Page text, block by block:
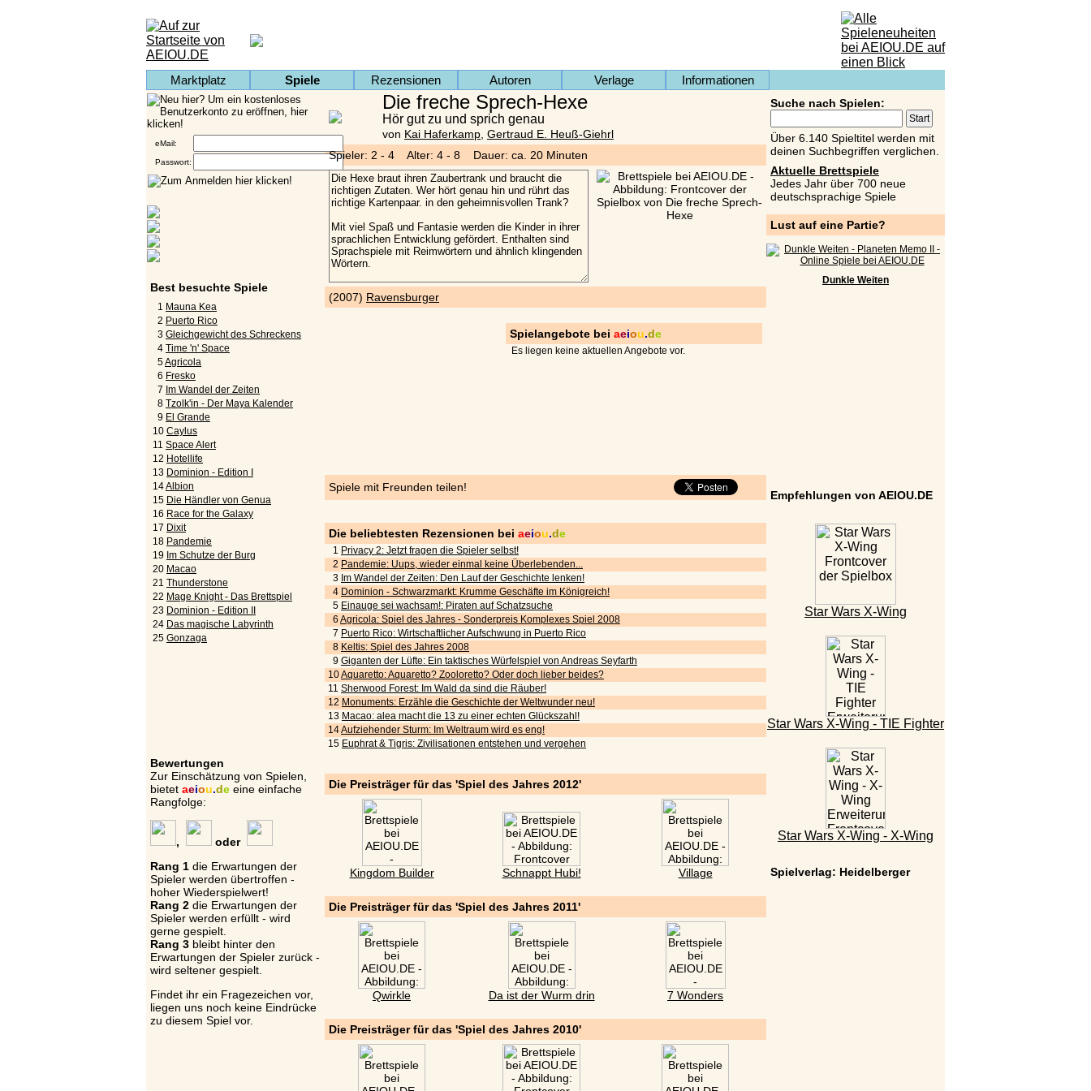
Marktplatz Spiele Rezensionen Autoren Verlage Informationen
eMail:
Passwort:
Best besuchte Spiele
1 Mauna Kea
2 Puerto Rico
3 Gleichgewicht des Schreckens
4 Time 'n' Space
5Agricola
6 Fresko
7 Im Wandel der Zeiten
8 Tzolk'in - Der Maya Kalender
9 El Grande
10 Caylus
11 Space Alert
12 Hotellife
13 Dominion - Edition I
14Albion
15 Die Händler von Genua
16 Race for the Galaxy
17 Dixit
18 Pandemie
19 Im Schutze der Burg
20 Macao
21 Thunderstone
22 Mage Knight - Das Brettspiel
23 Dominion - Edition II
24 Das magische Labyrinth
25 Gonzaga
Bewertungen
Zur Einschätzung von Spielen,
bietet aeiou.de eine einfache
Rangfolge:
,
oder
Rang 1 die Erwartungen der
Spieler werden übertroffen -
hoher Wiederspielwert!
Rang 2 die Erwartungen der
Spieler werden erfüllt - wird
gerne gespielt.
Rang 3 bleibt hinter den
Erwartungen der Spieler zurück -
wird seltener gespielt.
Findet ihr ein Fragezeichen vor,
liegen uns noch keine Eindrücke
zu diesem Spiel vor.
Suche nach Spielen:
Über 6.140 Spieltitel werden mit
deinen Suchbegriffen verglichen.
Aktuelle Brettspiele
Jedes Jahr über 700 neue
deutschsprachige Spiele
Lust auf eine Partie?
Dunkle Weiten
Empfehlungen von AEIOU.DE
Star Wars X-Wing
Star Wars X-Wing - TIE Fighter
Star Wars X-Wing - X-Wing
Spielverlag: Heidelberger
Die freche Sprech-Hexe
Hör gut zu und sprich genau
von Kai Haferkamp, Gertraud E. Heuß-Giehrl
Spieler: 2 - 4 Alter: 4 - 8 Dauer: ca. 20 Minuten
(2007) Ravensburger
Spielangebote bei aeiou.de
Es liegen keine aktuellen Angebote vor.
Spiele mit Freunden teilen!
Die beliebtesten Rezensionen bei aeiou.de
1 Privacy 2: Jetzt fragen die Spieler selbst!
2 Pandemie: Uups, wieder einmal keine Überlebenden...
3 Im Wandel der Zeiten: Den Lauf der Geschichte lenken!
4 Dominion - Schwarzmarkt: Krumme Geschäfte im Königreich!
5 Einauge sei wachsam!: Piraten auf Schatzsuche
6 Agricola: Spiel des Jahres - Sonderpreis Komplexes Spiel 2008
7 Puerto Rico: Wirtschaftlicher Aufschwung in Puerto Rico
8 Keltis: Spiel des Jahres 2008
9 Giganten der Lüfte: Ein taktisches Würfelspiel von Andreas Seyfarth
10Aquaretto: Aquaretto? Zooloretto? Oder doch lieber beides?
11 Sherwood Forest: Im Wald da sind die Räuber!
12 Monuments: Erzähle die Geschichte der Weltwunder neu!
13 Macao: alea macht die 13 zu einer echten Glückszahl!
14Aufziehender Sturm: Im Weltraum wird es eng!
15 Euphrat & Tigris: Zivilisationen entstehen und vergehen
Die Preisträger für das 'Spiel des Jahres 2012'
Kingdom Builder Schnappt Hubi! Village
Die Preisträger für das 'Spiel des Jahres 2011'
Qwirkle Da ist der Wurm drin 7 Wonders
Die Preisträger für das 'Spiel des Jahres 2010'